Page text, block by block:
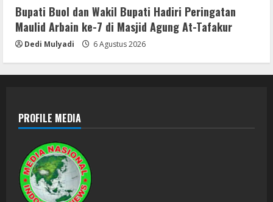
Bupati Buol dan Wakil Bupati Hadiri Peringatan
Maulid Arbain ke-7 di Masjid Agung At-Tafakur
Dedi Mulyadi 6 Agustus 2026
PROFILE MEDIA